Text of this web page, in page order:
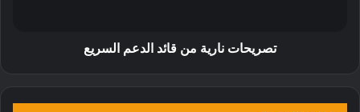
تصريحات نارية من قائد الدعم السريع